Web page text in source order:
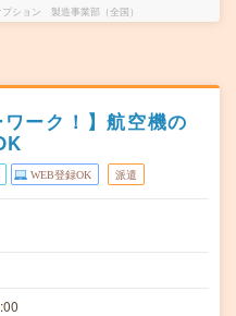
ション 製造事業部（全国）
ワーク！】航空機の
WEB登録OK 派遣